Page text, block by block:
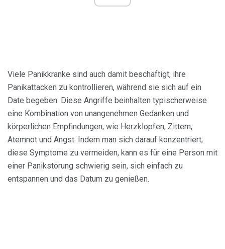
Viele Panikkranke sind auch damit beschäftigt, ihre
Panikattacken zu kontrollieren, während sie sich auf ein
Date begeben. Diese Angriffe beinhalten typischerweise
eine Kombination von unangenehmen Gedanken und
körperlichen Empfindungen, wie Herzklopfen, Zittern,
Atemnot und Angst. Indem man sich darauf konzentriert,
diese Symptome zu vermeiden, kann es für eine Person mit
einer Panikstörung schwierig sein, sich einfach zu
entspannen und das Datum zu genießen.